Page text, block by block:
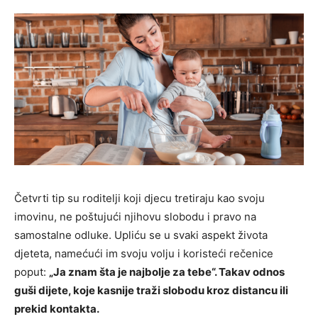
Četvrti tip su roditelji koji djecu tretiraju kao svoju
imovinu, ne poštujući njihovu slobodu i pravo na
samostalne odluke. Upliću se u svaki aspekt života
djeteta, namećući im svoju volju i koristeći rečenice
poput: „Ja znam šta je najbolje za tebe“. Takav odnos
guši dijete, koje kasnije traži slobodu kroz distancu ili
prekid kontakta.